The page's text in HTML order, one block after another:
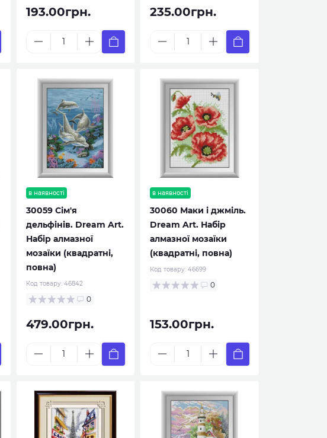
193.00грн. 235.00грн.
в наявності
30059 Сім'я
дельфінів. Dream Art.
Набір алмазної
мозаїки (квадратні,
повна)
Код товару: 46842
0
479.00грн.
в наявності
30060 Маки і джміль.
Dream Art. Набір
алмазної мозаїки
(квадратні, повна)
Код товару:46699
0
153.00грн.